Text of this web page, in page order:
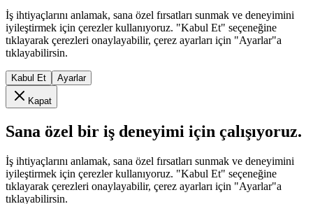
İş ihtiyaçlarını anlamak, sana özel fırsatları sunmak ve deneyimini
iyileştirmek için çerezler kullanıyoruz. "Kabul Et" seçeneğine
tıklayarak çerezleri onaylayabilir, çerez ayarları için "Ayarlar"a
tıklayabilirsin.
Kabul Et Ayarlar
Kapat
Sana özel bir iş deneyimi için çalışıyoruz.
İş ihtiyaçlarını anlamak, sana özel fırsatları sunmak ve deneyimini
iyileştirmek için çerezler kullanıyoruz. "Kabul Et" seçeneğine
tıklayarak çerezleri onaylayabilir, çerez ayarları için "Ayarlar"a
tıklayabilirsin.